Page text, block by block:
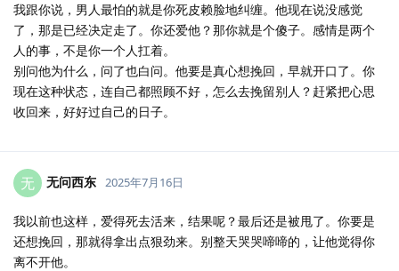
我跟你说，男人最怕的就是你死皮赖脸地纠缠。他现在说没感觉
了，那是已经决定走了。你还爱他？那你就是个傻子。感情是两个
人的事，不是你一个人扛着。
别问他为什么，问了也白问。他要是真心想挽回，早就开口了。你
现在这种状态，连自己都照顾不好，怎么去挽留别人？赶紧把心思
收回来，好好过自己的日子。
无 无问西东 2025年7月16日
我以前也这样，爱得死去活来，结果呢？最后还是被甩了。你要是
还想挽回，那就得拿出点狠劲来。别整天哭哭啼啼的，让他觉得你
离不开他。